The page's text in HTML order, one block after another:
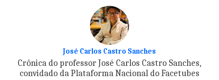
José Carlos Castro Sanches
Crônica do professor José Carlos Castro Sanches,
convidado da Plataforma Nacional do Facetubes